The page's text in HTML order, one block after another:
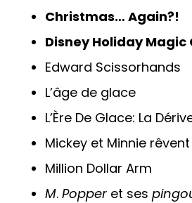
Christmas… Again?!
Disney Holiday Magic
Edward Scissorhands
L’âge de glace
L’Ère De Glace: La
Mickey et Minnie rêvent
Million Dollar Arm
M. Popper et ses